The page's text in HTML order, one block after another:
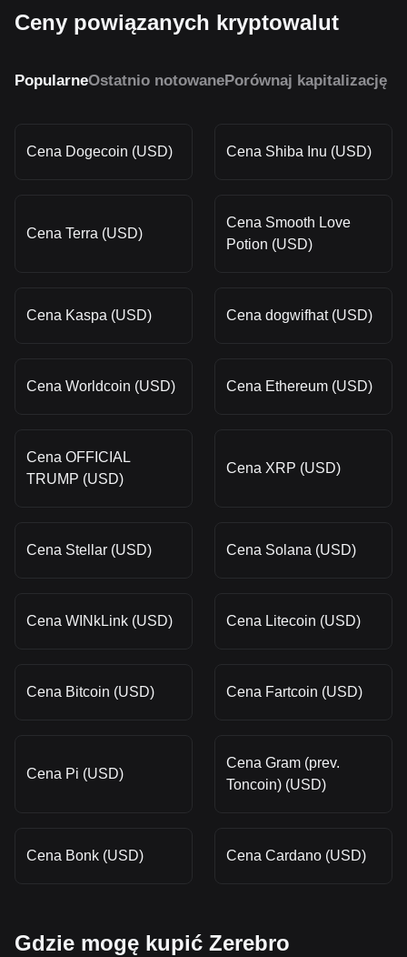
Ceny powiązanych kryptowalut
PopularneOstatnio notowanePorównaj kapitalizację
Cena Dogecoin (USD) Cena Shiba Inu (USD)
Cena Terra (USD)
Cena Smooth Love
Potion (USD)
Cena Kaspa (USD) Cena dogwifhat (USD)
Cena Worldcoin (USD) Cena Ethereum (USD)
Cena OFFICIAL
TRUMP (USD)
Cena XRP (USD)
Cena Stellar (USD) Cena Solana (USD)
Cena WINkLink (USD) Cena Litecoin (USD)
Cena Bitcoin (USD) Cena Fartcoin (USD)
Cena Pi (USD)
Cena Gram (prev.
Toncoin) (USD)
Cena Bonk (USD) Cena Cardano (USD)
Gdzie mogę kupić Zerebro